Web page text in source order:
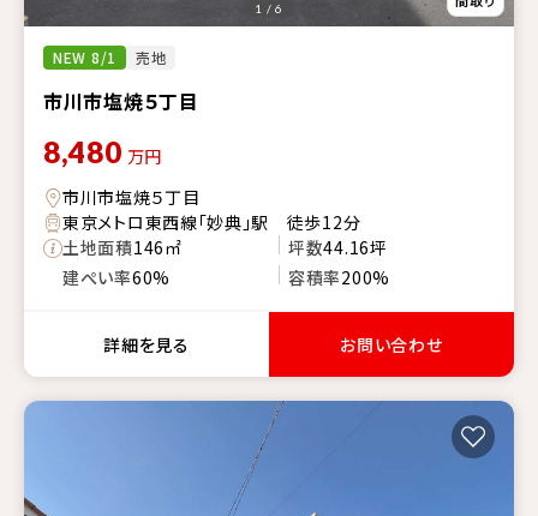
NEW 8/1 売地
市川市塩焼５丁目
1 / 6
8,480 万円
市川市塩焼５丁目
東京メトロ東西線「妙典」駅 徒歩12分
土地面積146㎡ 坪数44.16坪
建ぺい率60% 容積率200%
詳細を見る お問い合わせ